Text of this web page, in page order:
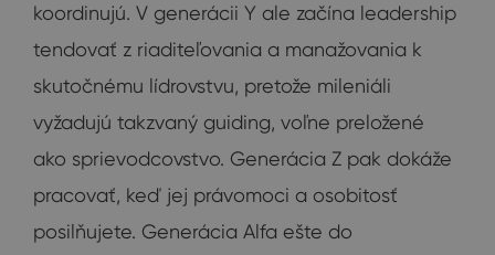
koordinujú. V generácii Y ale začína leadership
tendovať z riaditeľovania a manažovania k
skutočnému lídrovstvu, pretože mileniáli
vyžadujú takzvaný guiding, voľne preložené
ako sprievodcovstvo. Generácia Z pak dokáže
pracovať, keď jej právomoci a osobitosť
posilňujete. Generácia Alfa ešte do